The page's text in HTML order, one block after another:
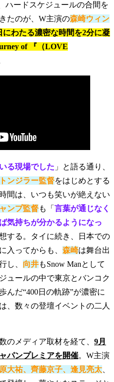
ハードスケジュールの合間を
たのが、W主演の森崎ウィン
にわたる濃密な時間を2分に凝
of 『（LOVE
る現場でした 」と語る通り、
ンジラー監督をはじめとする
間は、いつも笑いが絶えない
ンプ監督も「 言葉が通じなく
気持ちが分かるようになっ
する。タイに続き、日本での
入ってからも、 森崎は舞台出
し、 向井もSnow Manとして
ュールの中で東京とバンコク
んだ“400日の軌跡”が濃密に
、数々の登壇イベントの二人
のメディア取材を経て、 9月
パンプレミアを開催。W主演
大祐、齊藤京子、逢見亮太、